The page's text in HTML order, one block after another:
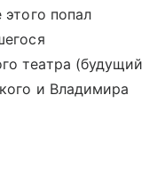
попал
театра (будущий
и Владимира